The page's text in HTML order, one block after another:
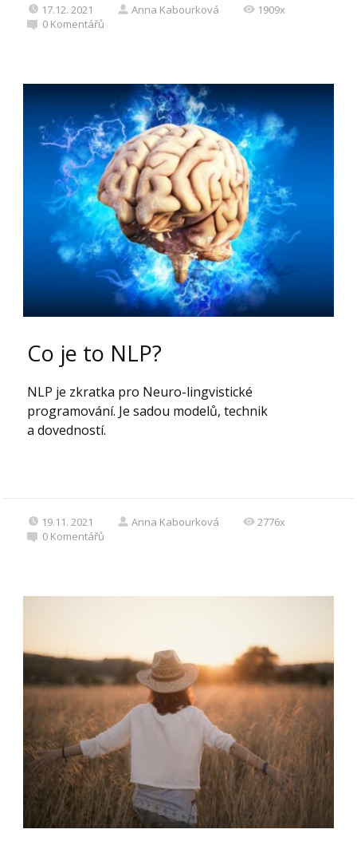
17.12. 2021 Anna Kabourková
1909x
0 Komentářů
Co je to NLP?
NLP je zkratka pro Neuro-lingvistické
programování. Je sadou modelů, technik
a dovedností.
19.11. 2021 Anna Kabourková
2776x
0 Komentářů